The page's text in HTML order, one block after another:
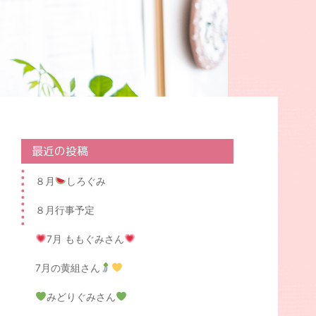
最近の投稿
８月 しろぐみ
８月行事予定
7月 ももぐみさん
7月の黄組さん
みどりぐみさん